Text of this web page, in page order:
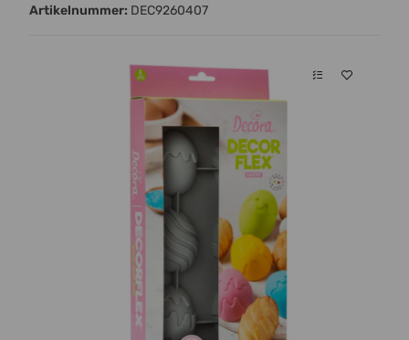
Artikelnummer: DEC9260407